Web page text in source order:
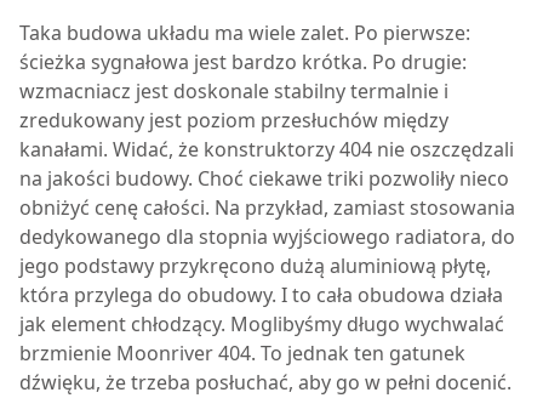
Taka budowa układu ma wiele zalet. Po pierwsze:
ścieżka sygnałowa jest bardzo krótka. Po drugie:
wzmacniacz jest doskonale stabilny termalnie i
zredukowany jest poziom przesłuchów między
kanałami. Widać, że konstruktorzy 404 nie oszczędzali
na jakości budowy. Choć ciekawe triki pozwoliły nieco
obniżyć cenę całości. Na przykład, zamiast stosowania
dedykowanego dla stopnia wyjściowego radiatora, do
jego podstawy przykręcono dużą aluminiową płytę,
która przylega do obudowy. I to cała obudowa działa
jak element chłodzący. Moglibyśmy długo wychwalać
brzmienie Moonriver 404. To jednak ten gatunek
dźwięku, że trzeba posłuchać, aby go w pełni docenić.